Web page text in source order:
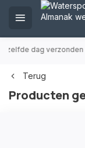
zelfde dag verzonden
Terug
Producten